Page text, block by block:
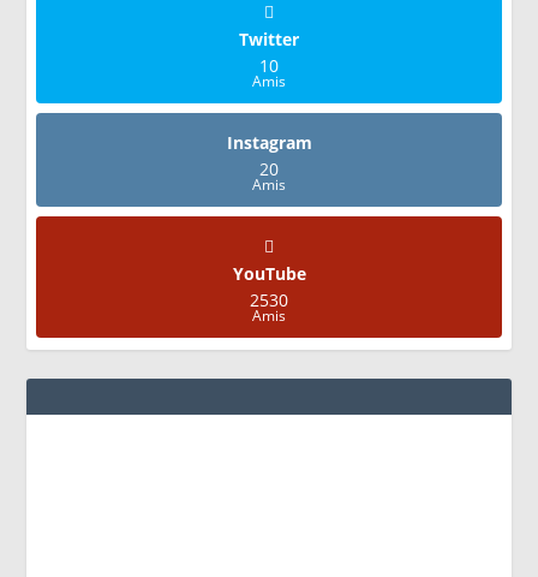
Twitter
10
Amis
Instagram
20
Amis
YouTube
2530
Amis